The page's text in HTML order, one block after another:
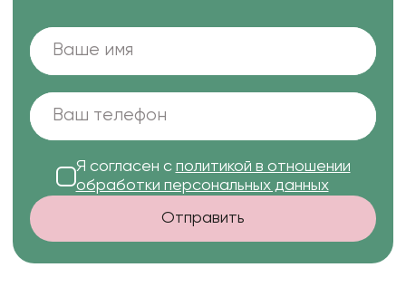
Я согласен с политикой в отношении
обработки персональных данных
Отправить